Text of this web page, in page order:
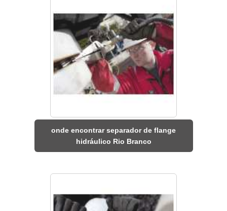
onde encontrar separador de flange
hidráulico Rio Branco